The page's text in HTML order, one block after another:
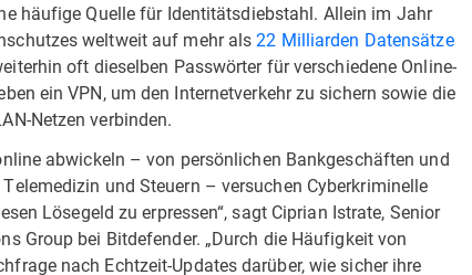
häufige Quelle für Identitätsdiebstahl. Allein im Jahr
weltweit auf mehr als22 Milliarden Datensätze
oft dieselben Passwörter für verschiedene Online-
ein VPN, um den Internetverkehr zu sichern sowie die
Netzen verbinden.
abwickeln – von persönlichen Bankgeschäften und
und Steuern – versuchen Cyberkriminelle
Lösegeld zu erpressen“, sagt Ciprian Istrate, Senior
Group bei Bitdefender. „Durch die Häufigkeit von
nach Echtzeit-Updates darüber, wie sicher ihre